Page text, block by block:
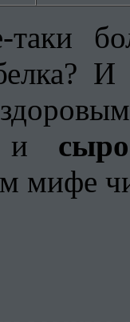
и
мифе